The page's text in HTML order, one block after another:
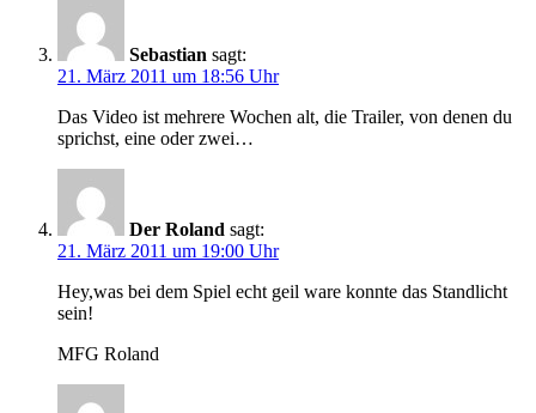
Sebastian sagt:
21. März 2011 um 18:56 Uhr
Das Video ist mehrere Wochen alt, die Trailer, von denen du
sprichst, eine oder zwei…
Der Roland sagt:
21. März 2011 um 19:00 Uhr
Hey,was bei dem Spiel echt geil ware konnte das Standlicht
sein!
MFG Roland